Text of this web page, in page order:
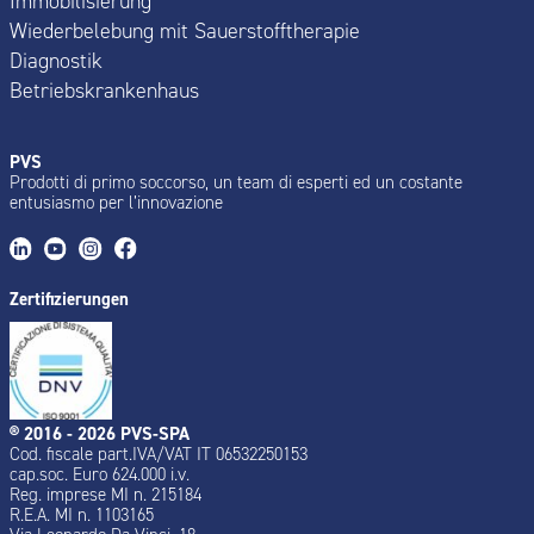
Wiederbelebung mit Sauerstofftherapie
Diagnostik
Betriebskrankenhaus
PVS
Prodotti di primo soccorso, un team di esperti ed un costante
entusiasmo per l’innovazione
Zertifizierungen
® 2016 - 2026 PVS-SPA
Cod. fiscale part.IVA/VAT IT 06532250153
cap.soc. Euro 624.000 i.v.
Reg. imprese MI n. 215184
R.E.A. MI n. 1103165